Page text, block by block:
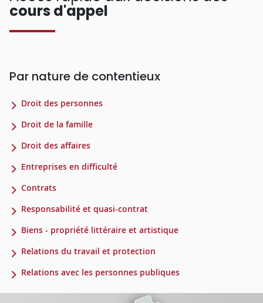
cours d'appel
Par nature de contentieux
Droit des personnes
Droit de la famille
Droit des affaires
Entreprises en difficulté
Contrats
Responsabilité et quasi-contrat
Biens - propriété littéraire et artistique
Relations du travail et protection
Relations avec les personnes publiques